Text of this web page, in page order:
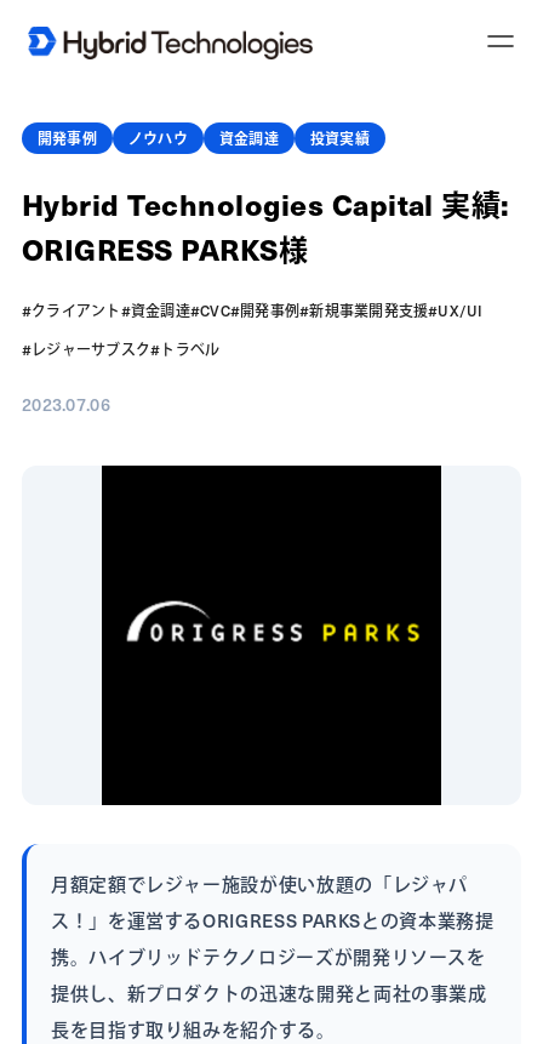
i
g
開発事例 ノウハウ 資金調達 投資実績
Hybrid Technologies Capital 実績:
ORIGRESS PARKS様
#クライアント#資金調達#CVC#開発事例#新規事業開発支援#UX/UI
#レジャーサブスク#トラベル
2023.07.06
月額定額でレジャー施設が使い放題の「レジャパ
ス！」を運営するORIGRESS PARKSとの資本業務提
携。ハイブリッドテクノロジーズが開発リソースを
提供し、新プロダクトの迅速な開発と両社の事業成
長を目指す取り組みを紹介する。